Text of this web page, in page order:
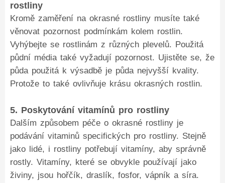
rostliny
Kromě zaměření na okrasné rostliny musíte také
věnovat pozornost podmínkám kolem rostlin.
Vyhýbejte se rostlinám z různých plevelů. Použitá
půdní média také vyžadují pozornost. Ujistěte se, že
půda použitá k výsadbě je půda nejvyšší kvality.
Protože to také ovlivňuje krásu okrasných rostlin.
5. Poskytování vitamínů pro rostliny
Dalším způsobem péče o okrasné rostliny je
podávání vitaminů specifických pro rostliny. Stejně
jako lidé, i rostliny potřebují vitamíny, aby správně
rostly. Vitamíny, které se obvykle používají jako
živiny, jsou hořčík, draslík, fosfor, vápník a síra.